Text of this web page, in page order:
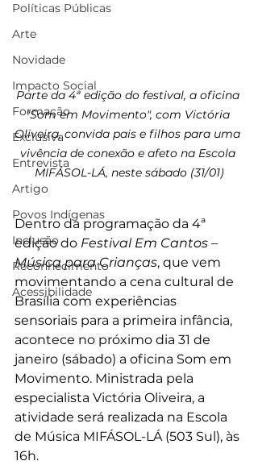
Políticas Públicas
Arte
Novidade
Impacto Social
Formação
Exclusiva
Entrevista
Artigo
Povos Indígenas
Inclusão
Reconhecimento
Acessibilidade
Parte da 4ª edição do festival, a oficina
"Som em Movimento", com Victória
Oliveira, convida pais e filhos para uma
vivência de conexão e afeto na Escola
MIFÁSOL-LÁ, neste sábado (31/01)
Dentro da programação da 4ª
edição do Festival Em Cantos –
Música para Crianças, que vem
movimentando a cena cultural de
Brasília com experiências
sensoriais para a primeira infância,
acontece no próximo dia 31 de
janeiro (sábado) a oficina Som em
Movimento. Ministrada pela
especialista Victória Oliveira, a
atividade será realizada na Escola
de Música MIFÁSOL-LÁ (503 Sul), às
16h.